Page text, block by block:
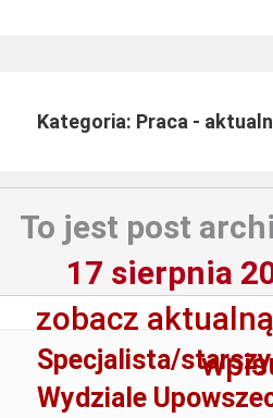
Kategoria: Praca -
To jest post
17 sierpnia
zobacz
Specjalista/
Wydziale